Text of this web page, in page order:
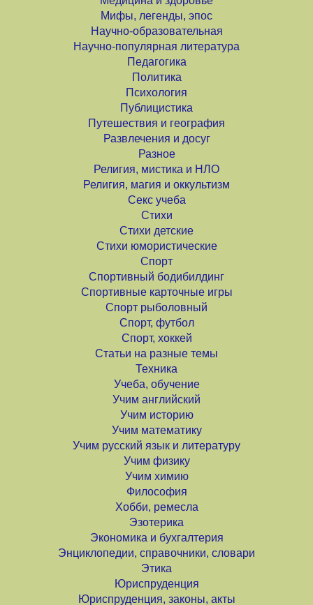
Мифы, легенды, эпос
Научно-образовательная
Научно-популярная литература
Педагогика
Политика
Психология
Публицистика
Путешествия и география
Развлечения и досуг
Разное
Религия, мистика и НЛО
Религия, магия и оккультизм
Секс учеба
Стихи
Стихи детские
Стихи юмористические
Спорт
Спортивный бодибилдинг
Спортивные карточные игры
Спорт рыболовный
Спорт, футбол
Спорт, хоккей
Статьи на разные темы
Техника
Учеба, обучение
Учим английский
Учим историю
Учим математику
Учим русский язык и литературу
Учим физику
Учим химию
Философия
Хобби, ремесла
Эзотерика
Экономика и бухгалтерия
Энциклопедии, справочники, словари
Этика
Юриспруденция
Юриспруденция, законы, акты